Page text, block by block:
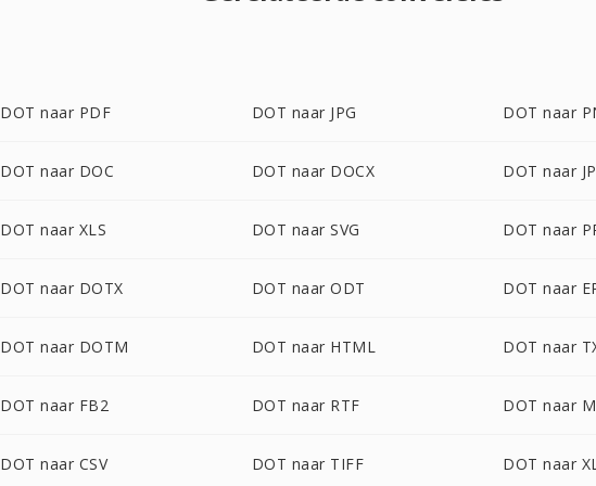
DOT naar PDF DOT naar JPG DOT naar
DOT naar DOC DOT naar DOCX DOT naar
DOT naar XLS DOT naar SVG DOT naar
DOT naar DOTX DOT naar ODT DOT naar
DOT naar DOTM DOT naar HTML DOT naar
DOT naar FB2 DOT naar RTF DOT naar
DOT naar CSV DOT naar TIFF DOT naar